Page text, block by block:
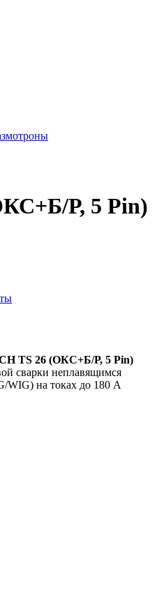
Р, 5 Pin)
TS 26 (ОКС+Б/Р, 5 Pin)
сварки неплавящимся
WIG) на токах до 180 А